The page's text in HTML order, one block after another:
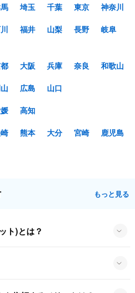
埼玉 千葉 東京
神奈川
福井 山梨 長野
岐阜
大阪 兵庫 奈良
和歌山
広島
山口
高知
熊本 大分 宮崎
鹿児島
もっと見る
ト)とは？